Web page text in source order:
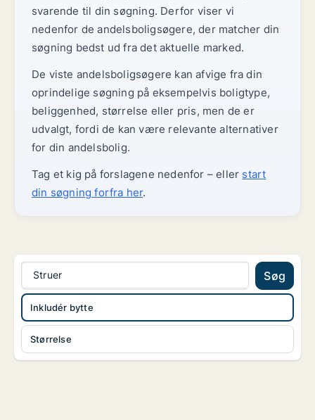
svarende til din søgning. Derfor viser vi
nedenfor de andelsboligsøgere, der matcher din
søgning bedst ud fra det aktuelle marked.
De viste andelsboligsøgere kan afvige fra din
oprindelige søgning på eksempelvis boligtype,
beliggenhed, størrelse eller pris, men de er
udvalgt, fordi de kan være relevante alternativer
for din andelsbolig.
Tag et kig på forslagene nedenfor – eller start
din søgning forfra her.
Struer Søg
Størrelse
Inkludér bytte